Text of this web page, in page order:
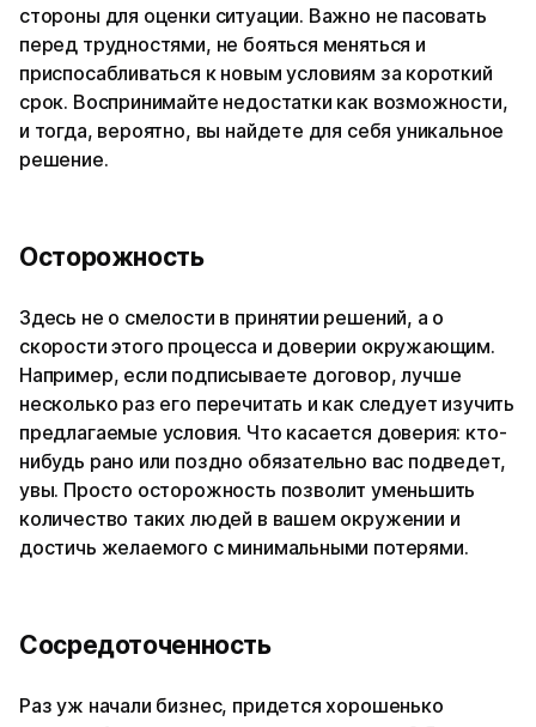
стороны для оценки ситуации. Важно не пасовать
перед трудностями, не бояться меняться и
приспосабливаться к новым условиям за короткий
срок. Воспринимайте недостатки как возможности,
и тогда, вероятно, вы найдете для себя уникальное
решение.
Осторожность
Здесь не о смелости в принятии решений, а о
скорости этого процесса и доверии окружающим.
Например, если подписываете договор, лучше
несколько раз его перечитать и как следует изучить
предлагаемые условия. Что касается доверия: кто-
нибудь рано или поздно обязательно вас подведет,
увы. Просто осторожность позволит уменьшить
количество таких людей в вашем окружении и
достичь желаемого с минимальными потерями.
Сосредоточенность
Раз уж начали бизнес, придется хорошенько